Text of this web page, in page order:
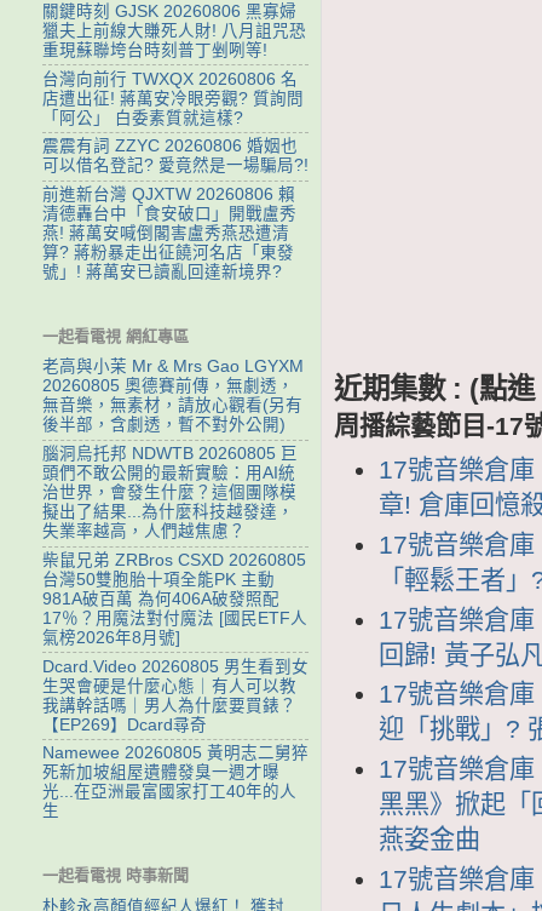
近期集數 : (點
周播綜藝節目-17
17號音樂倉
章! 倉庫回憶
17號音樂倉
「輕鬆王者
17號音樂倉
回歸! 黃子弘
17號音樂倉
迎「挑戰」?
17號音樂倉
黑黑》掀起「
燕姿金曲
17號音樂倉
關鍵時刻 GJSK 20260806 黑寡婦
獵夫上前線大賺死人財! 八月詛咒恐
重現蘇聯垮台時刻普丁剉咧等!
台灣向前行 TWXQX 20260806 名
店遭出征! 蔣萬安冷眼旁觀? 質詢問
「阿公」 白委素質就這樣?
震震有詞 ZZYC 20260806 婚姻也
可以借名登記? 愛竟然是一場騙局?!
前進新台灣 QJXTW 20260806 賴
清德轟台中「食安破口」開戰盧秀
燕! 蔣萬安喊倒閣害盧秀燕恐遭清
算? 蔣粉暴走出征饒河名店「東發
號」! 蔣萬安已讀亂回達新境界?
一起看電視 網紅專區
老高與小茉 Mr & Mrs Gao LGYXM
20260805 奧德賽前傳，無劇透，
無音樂，無素材，請放心觀看(另有
後半部，含劇透，暫不對外公開)
腦洞烏托邦 NDWTB 20260805 巨
頭們不敢公開的最新實驗：用AI統
治世界，會發生什麼？這個團隊模
擬出了結果...為什麼科技越發達，
失業率越高，人們越焦慮？
柴鼠兄弟 ZRBros CSXD 20260805
台灣50雙胞胎十項全能PK 主動
981A破百萬 為何406A破發照配
17％？用魔法對付魔法 [國民ETF人
氣榜2026年8月號]
Dcard.Video 20260805 男生看到女
生哭會硬是什麼心態｜有人可以教
我講幹話嗎｜男人為什麼要買錶？
【EP269】Dcard尋奇
Namewee 20260805 黃明志二舅猝
死新加坡組屋遺體發臭一週才曝
光...在亞洲最富國家打工40年的人
生
一起看電視 時事新聞
朴軫永高顏值經紀人爆紅！ 獲封